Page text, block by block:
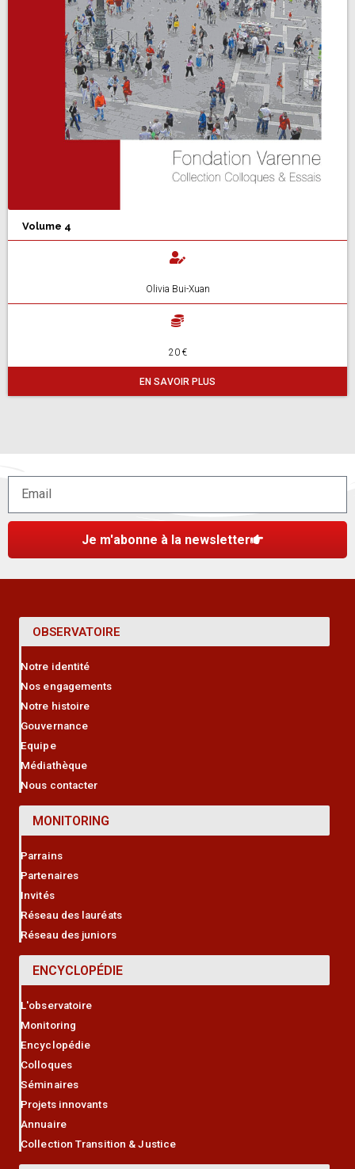
Volume 4
Olivia Bui-Xuan
20 €
EN SAVOIR PLUS
Je m'abonne à la newsletter
OBSERVATOIRE
Notre identité
Nos engagements
Notre histoire
Gouvernance
Equipe
Médiathèque
Nous contacter
MONITORING
Parrains
Partenaires
Invités
Réseau des lauréats
Réseau des juniors
ENCYCLOPÉDIE
L'observatoire
Monitoring
Encyclopédie
Colloques
Séminaires
Projets innovants
Annuaire
Collection Transition & Justice